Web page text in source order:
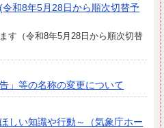
和8年5月28日から順次切替予
す（令和8年5月28日から順次切替
」等の名称の変更について
しい知識や行動～（気象庁ホー